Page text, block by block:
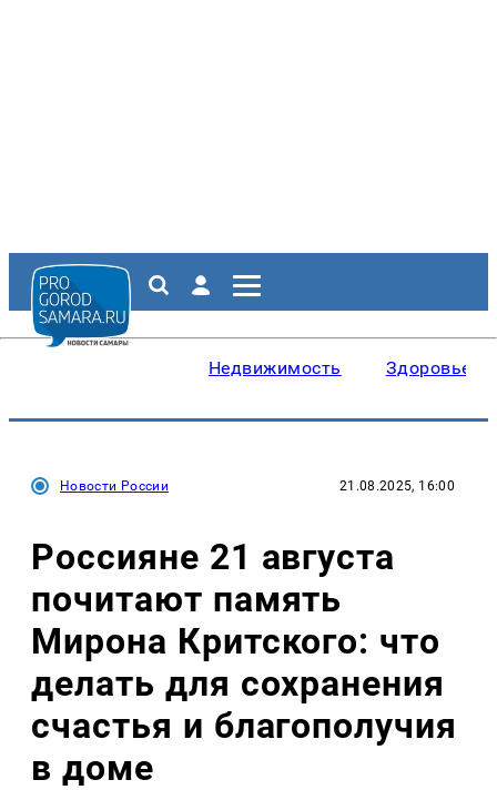
Недвижимость Здоровье
Новости России 21.08.2025, 16:00
Россияне 21 августа
почитают память
Мирона Критского: что
делать для сохранения
счастья и благополучия
в доме